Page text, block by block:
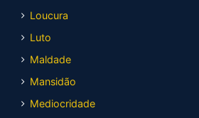
Loucura
Luto
Maldade
Mansidão
Mediocridade